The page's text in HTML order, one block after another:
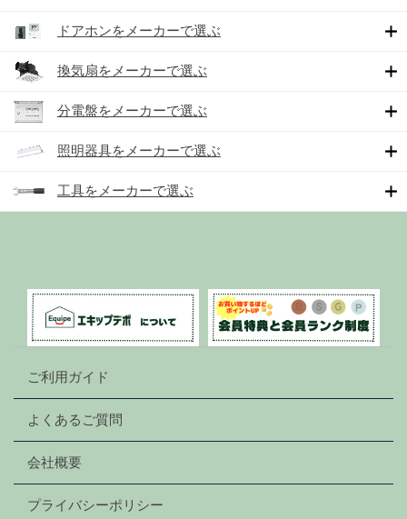
ドアホンをメーカーで選ぶ
換気扇をメーカーで選ぶ
分電盤をメーカーで選ぶ
照明器具をメーカーで選ぶ
工具をメーカーで選ぶ
ご利用ガイド
よくあるご質問
会社概要
プライバシーポリシー